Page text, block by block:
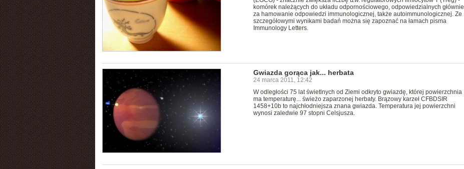
komórek należących do układu odpornościowego, odpowiedzialnych głównie
za hamowanie odpowiedzi immunologicznej, także autoimmunologicznej. Ze
szczegółowymi wynikami badań można się zapoznać na łamach pisma
Immunology Letters.
Gwiazda gorąca jak... herbata
24 marca 2011, 12:42
W odległości 75 lat świetlnych od Ziemi odkryto gwiazdę, której powierzchnia
ma temperaturę... świeżo zaparzonej herbaty. Brązowy karzeł CFBDSIR
1458+10b to najchłodniejsza znana gwiazda. Temperatura jej powierzchni
wynosi zaledwie 97 stopni Celsjusza.